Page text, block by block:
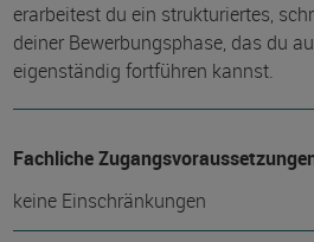
erarbeitest du ein strukturiertes,
deiner Bewerbungsphase, das du
eigenständig fortführen kannst.
Fachliche
keine Einschränkungen